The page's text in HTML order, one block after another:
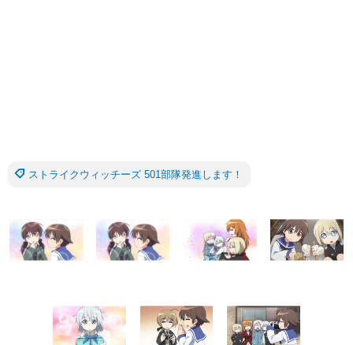
ストライクウィッチーズ 501部隊発進します！